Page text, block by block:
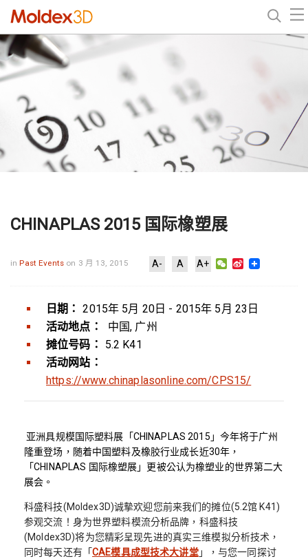
CHINAPLAS 2015 国际橡塑展
inPast Events on 3 月 13, 2015 A- A A+ WeChat
Sina
日期：
2015年 5月 20日 - 2015年 5月 23日
活动地点：
中国, 广州
摊位号码：
5.2 K41
活动网站：
https://www.chinaplasonline.com/CPS15/
亚洲具规模国际塑料展「CHINAPLAS 2015」今年将于广州
隆重登场，随着中国塑料及橡胶行业成长近30年，
「CHINAPLAS 国际橡塑展」更被公认为橡塑业的世界第二大
展会。
科盛科技(Moldex3D)诚摰欢迎您前来我们的摊位(5.2馆 K41)
参观交流！身为世界塑料模流分析品牌，科盛科技
(Moldex3D)将为您精彩呈现先进的真实三维模拟分析技术，
同时每天还有「CAE模具成型技术大讲堂」，与您一同探讨